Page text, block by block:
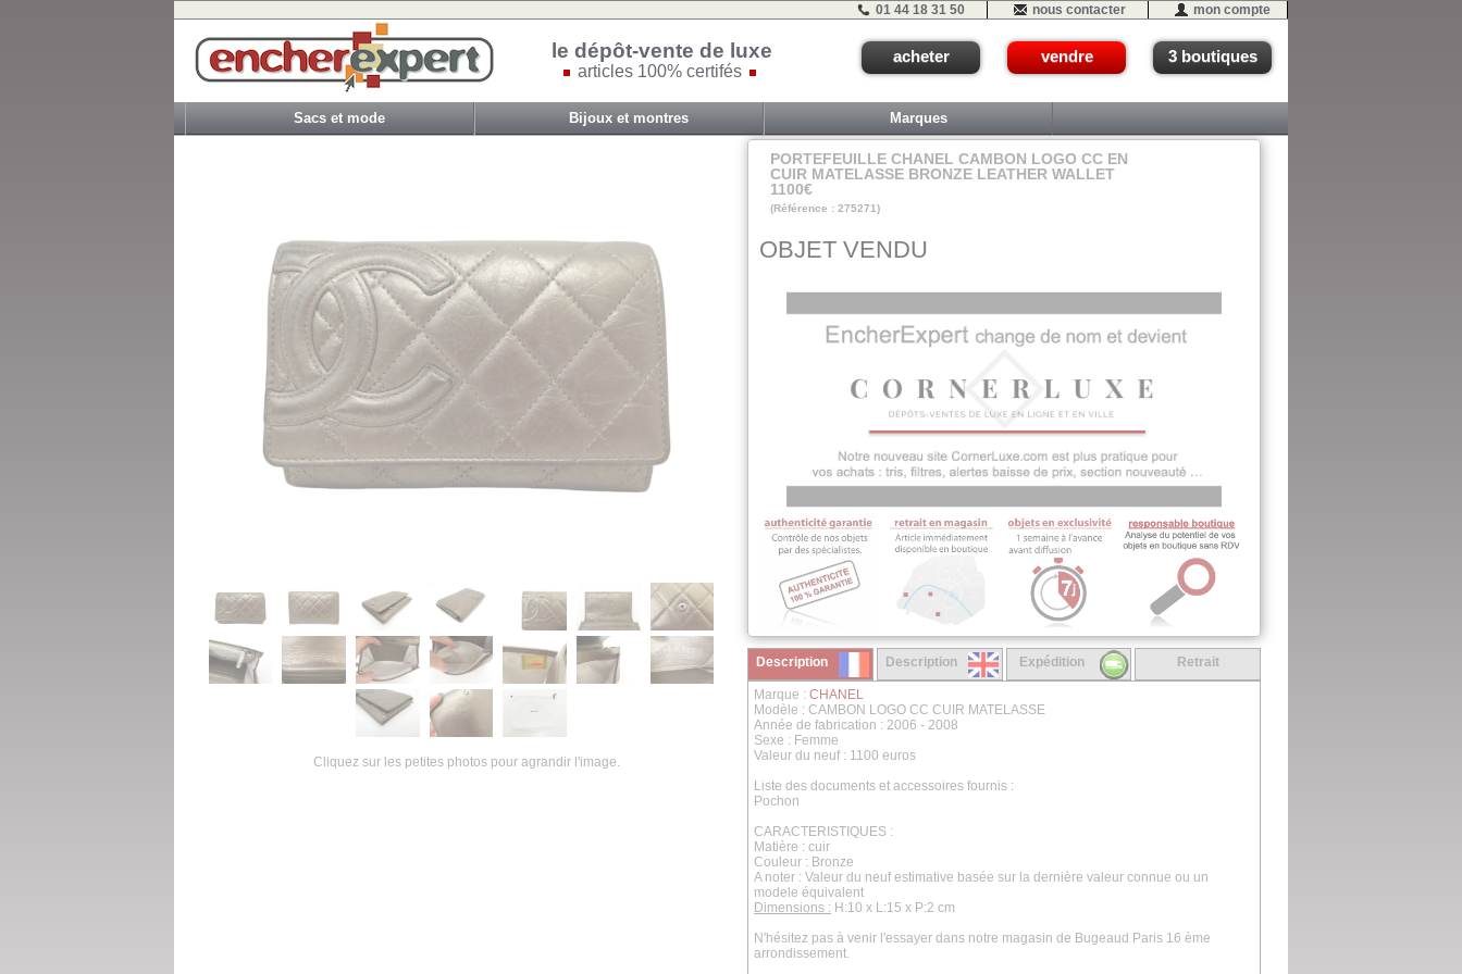
01 44 18 31 50 nous contacter mon compte
le dépôt-vente de luxe
articles 100% certifés
acheter vendre 3 boutiques
Sacs et mode Bijoux et montres Marques
Cliquez sur les petites photos pour agrandir l'image.
PORTEFEUILLE CHANEL CAMBON LOGO CC EN
CUIR MATELASSE BRONZE LEATHER WALLET
1100€
(Référence : 275271)
OBJET VENDU
Description Description Expédition Retrait
Marque : CHANEL
Modèle : CAMBON LOGO CC CUIR MATELASSE
Année de fabrication : 2006 - 2008
Sexe : Femme
Valeur du neuf : 1100 euros
Liste des documents et accessoires fournis :
Pochon
CARACTERISTIQUES :
Matière : cuir
Couleur : Bronze
A noter : Valeur du neuf estimative basée sur la dernière valeur connue ou un
modele équivalent
Dimensions : H:10 x L:15 x P:2 cm
N'hésitez pas à venir l'essayer dans notre magasin de Bugeaud Paris 16 ème
arrondissement.